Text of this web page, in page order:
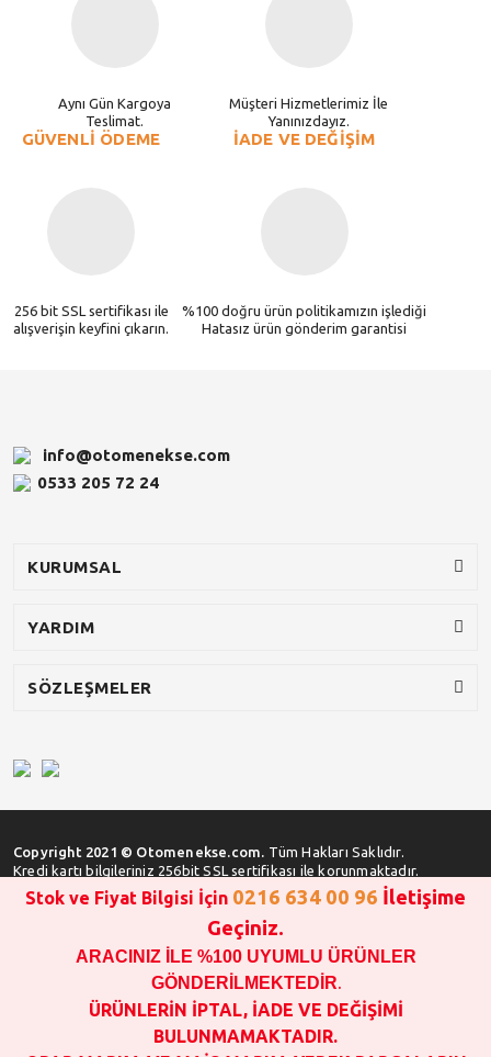
Aynı Gün Kargoya
Teslimat.
Müşteri Hizmetlerimiz İle
Yanınızdayız.
GÜVENLİ ÖDEME
256 bit SSL sertifikası ile
alışverişin keyfini çıkarın.
İADE VE DEĞİŞİM
%100 doğru ürün politikamızın işlediği
Hatasız ürün gönderim garantisi
info@otomenekse.com
0533 205 72 24
KURUMSAL
YARDIM
SÖZLEŞMELER
Copyright 2021 © Otomenekse.com. Tüm Hakları Saklıdır.
Kredi kartı bilgileriniz 256bit SSL sertifikası ile korunmaktadır.
SATIN ALMA İŞLEMİ YAPMADAN ÖNCE
STOK VE FİYAT BİLGİSİ ALINIZ !!!
1000 TL VE ÜSTÜ SİPARİŞ VERİLEBİLİR!!!
OPAR MARKA VE MAİS MARKA YEDEK PARÇALARIN
GARANTİSİ YOKTUR!!!!!!!!!!!
Stok ve Fiyat Bilgisi İçin 0216 634 00 96 İletişime
Geçiniz.
ARACINIZ İLE %100 UYUMLU ÜRÜNLER
GÖNDERİLMEKTEDİR.
ÜRÜNLERİN İPTAL, İADE VE DEĞİŞİMİ
BULUNMAMAKTADIR.